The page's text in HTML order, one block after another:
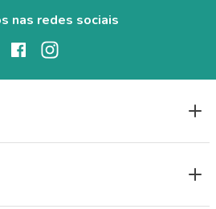
nas redes sociais